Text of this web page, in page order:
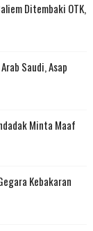
Ditembaki OTK,
Saudi, Asap
Minta Maaf
Kebakaran